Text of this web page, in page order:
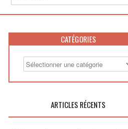
CATÉGORIES
ARTICLES RÉCENTS